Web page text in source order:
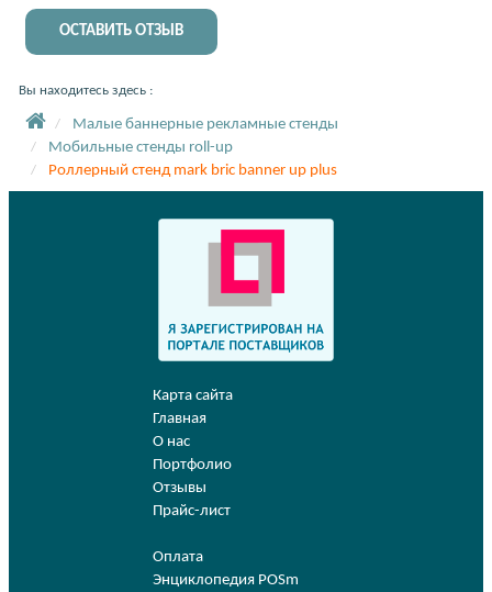
ОСТАВИТЬ ОТЗЫВ
Вы находитесь здесь :
Малые баннерные рекламные стенды
Мобильные стенды roll-up
Роллерный стенд mark bric banner up plus
Карта сайта
Главная
О нас
Портфолио
Отзывы
Прайс-лист
Оплата
Энциклопедия POSm